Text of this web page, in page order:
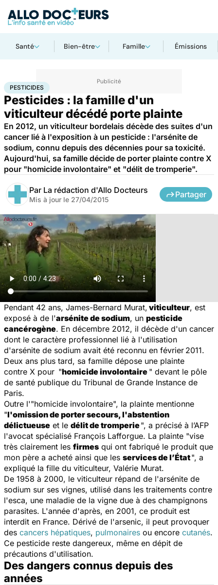
Santé Bien-être Famille Émissions
AccueilSanté Société Pesticides
PESTICIDES
Pesticides : la famille d'un
viticulteur décédé porte plainte
En 2012, un viticulteur bordelais décède des suites d'un
cancer lié à l'exposition à un pesticide : l'arsénite de
sodium, connu depuis des décennies pour sa toxicité.
Aujourd'hui, sa famille décide de porter plainte contre X
pour "homicide involontaire" et "délit de tromperie".
Par La rédaction d'Allo Docteurs
Mis à jour le 27/04/2015
Partager
Pendant 42 ans, James-Bernard Murat, viticulteur, est
exposé à de l'arsénite de sodium, un pesticide
cancérogène. En décembre 2012, il décède d'un cancer
dont le caractère professionnel lié à l'utilisation
d'arsénite de sodium avait été reconnu en février 2011.
Deux ans plus tard, sa famille dépose une plainte
contre X pour "homicide involontaire " devant le pôle
de santé publique du Tribunal de Grande Instance de
Paris.
Outre l'"homicide involontaire", la plainte mentionne
"l'omission de porter secours, l'abstention
délictueuse et le délit de tromperie", a précisé à l’AFP
l'avocat spécialisé François Lafforgue. La plainte "vise
très clairement les firmes qui ont fabriqué le produit que
mon père a acheté ainsi que les services de l’État", a
expliqué la fille du viticulteur, Valérie Murat.
De 1958 à 2000, le viticulteur répand de l'arsénite de
sodium sur ses vignes, utilisé dans les traitements contre
l'esca, une maladie de la vigne due à des champignons
parasites. L'année d'après, en 2001, ce produit est
interdit en France. Dérivé de l'arsenic, il peut provoquer
des cancers hépatiques, pulmonaires ou encore cutanés.
Ce pesticide reste dangereux, même en dépit de
précautions d'utilisation.
Des dangers connus depuis des
années